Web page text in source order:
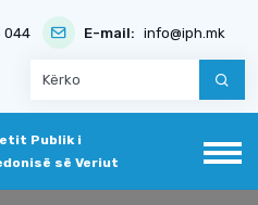
044 E-mail: info@iph.mk
Publik i
së Veriut